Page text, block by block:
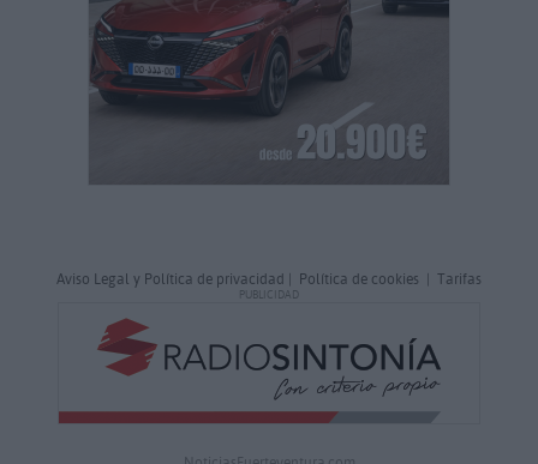
Aviso Legal y Política de privacidad | Política de cookies | Tarifas
PUBLICIDAD